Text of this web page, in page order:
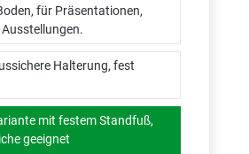
für Präsentationen,
Halterung, fest
mit festem Standfuß,
geeignet